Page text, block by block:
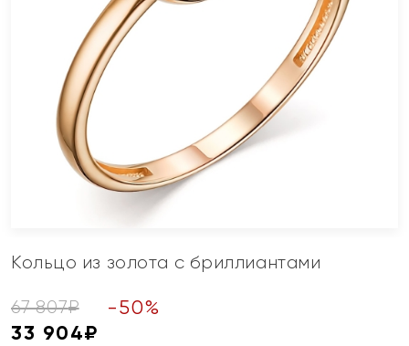
Кольцо из золота с бриллиантами
67 807₽ -50%
33 904₽